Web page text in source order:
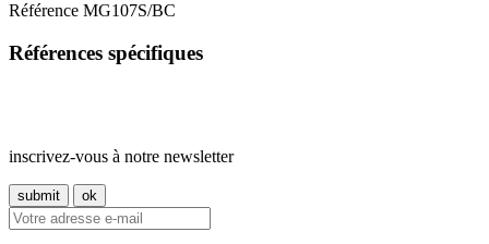
Référence MG107S/BC
Références spécifiques
inscrivez-vous à notre newsletter